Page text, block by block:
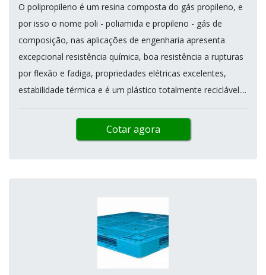
O polipropileno é um resina composta do gás propileno, e
por isso o nome poli - poliamida e propileno - gás de
composição, nas aplicações de engenharia apresenta
excepcional resistência química, boa resistência a rupturas
por flexão e fadiga, propriedades elétricas excelentes,
estabilidade térmica e é um plástico totalmente reciclável....
Cotar agora